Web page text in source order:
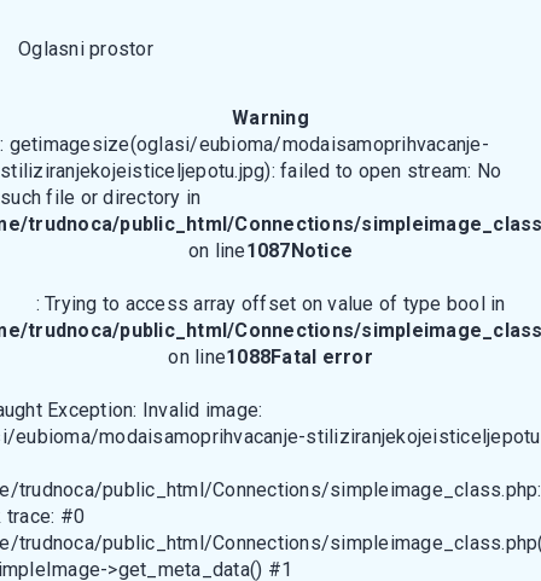
Oglasni prostor
Warning
: getimagesize(oglasi/eubioma/modaisamoprihvacanje-
stiliziranjekojeisticeljepotu.jpg): failed to open stream: No
such file or directory in
trudnoca/public_html/Connections/
on line1087Notice
: Trying to access array offset on value of type bool in
trudnoca/public_html/Connections/
on line1088Fatal error
Exception: Invalid image:
eubioma/modaisamoprihvacanje-
trudnoca/public_html/Connections/
trace: #0
trudnoca/public_html/Connections/
>get_meta_data() #1